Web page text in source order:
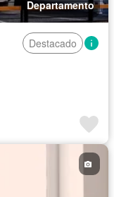
Departamento
Destacado